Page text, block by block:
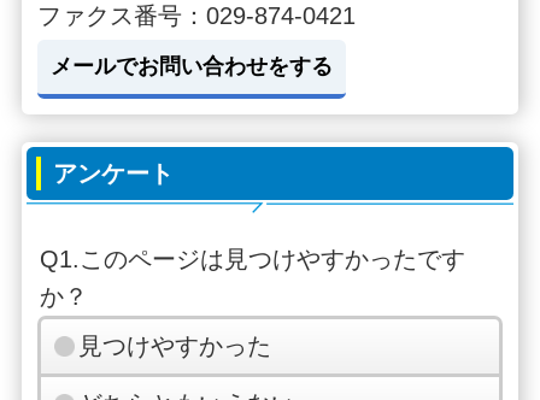
ファクス番号：029-874-0421
メールでお問い合わせをする
アンケート
Q1.このページは見つけやすかったです
か？
見つけやすかった